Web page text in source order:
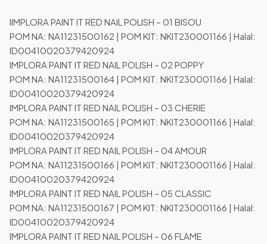
IIMPLORA PAINT IT RED NAIL POLISH – 01 BISOU
POM NA: NA11231500162 | POM KIT: NKIT230001166 | Halal:
ID00410020379420924
IMPLORA PAINT IT RED NAIL POLISH – 02 POPPY
POM NA: NA11231500164 | POM KIT: NKIT230001166 | Halal:
ID00410020379420924
IMPLORA PAINT IT RED NAIL POLISH – 03 CHERIE
POM NA: NA11231500165 | POM KIT: NKIT230001166 | Halal:
ID00410020379420924
IMPLORA PAINT IT RED NAIL POLISH – 04 AMOUR
POM NA: NA11231500166 | POM KIT: NKIT230001166 | Halal:
ID00410020379420924
IMPLORA PAINT IT RED NAIL POLISH – 05 CLASSIC
POM NA: NA11231500167 | POM KIT: NKIT230001166 | Halal:
ID00410020379420924
IMPLORA PAINT IT RED NAIL POLISH – 06 FLAME